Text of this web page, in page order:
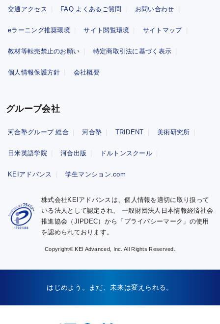
交通アクセス FAQ よくあるご質問 お問い合わせ
eラーニング推奨環境 サイト閲覧環境 サイトマップ
教材等転売禁止のお願い 特定商取引法に基づく表示
個人情報保護方針 会社概要
グループ会社
河合塾グループ 総合 河合塾 TRIDENT 美術研究所
日米英語学院 河合出版 ドルトンスクール
KEIアドバンス 学生マンション.com
株式会社KEIアドバンスは、個人情報を適切に取り扱って
いる法人として認定され、 一般財団法人日本情報経済社会
推進協会（JIPDEC）から「プライバシーマーク」の使用
を認められております。
Copyright© KEI Advanced, Inc. All Rights Reserved.
はじめよう。まだ、未来は変えられる。